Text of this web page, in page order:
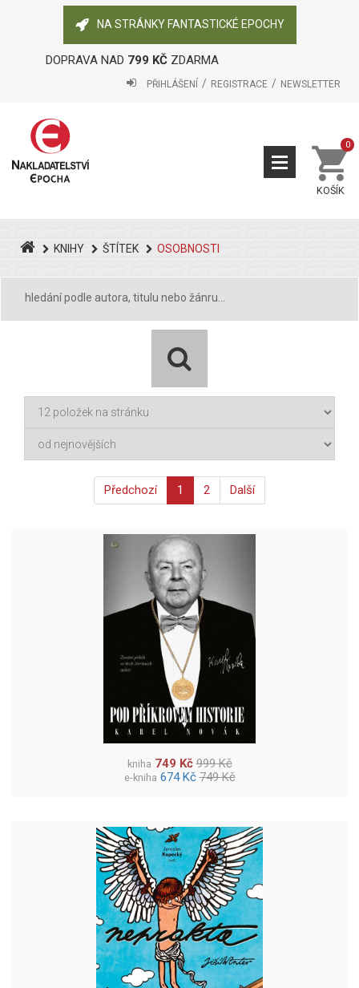
NA STRÁNKY FANTASTICKÉ EPOCHY
DOPRAVA NAD 799 KČZDARMA
PŘIHLÁŠENÍ REGISTRACE NEWSLETTER
KOŠÍK
0
KNIHY ŠTÍTEK OSOBNOSTI
Předchozí 1 2 Další
kniha 749 Kč 999 Kč
e-kniha 674 Kč 749 Kč